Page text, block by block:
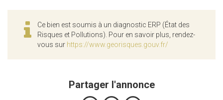
Ce bien est soumis à un diagnostic ERP (État des
Risques et Pollutions). Pour en savoir plus, rendez-
vous sur https://www.georisques.gouv.fr/
Partager l'annonce